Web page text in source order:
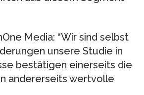
Media: “Wir sind selbst
unsere Studie in
bestätigen einerseits die
andererseits wertvolle